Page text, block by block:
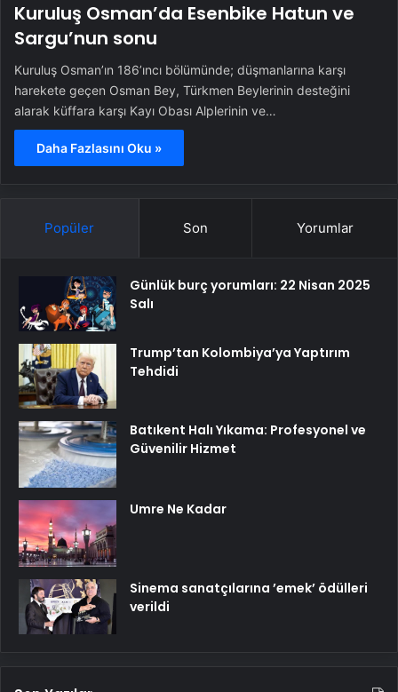
Kuruluş Osman’da Esenbike Hatun ve
Sargu’nun sonu
Kuruluş Osman’ın 186’ıncı bölümünde; düşmanlarına karşı
harekete geçen Osman Bey, Türkmen Beylerinin desteğini
alarak küffara karşı Kayı Obası Alplerinin ve…
Daha Fazlasını Oku »
Popüler Son Yorumlar
Günlük burç yorumları: 22 Nisan 2025
Salı
Trump’tan Kolombiya’ya Yaptırım
Tehdidi
Batıkent Halı Yıkama: Profesyonel ve
Güvenilir Hizmet
Umre Ne Kadar
Sinema sanatçılarına ’emek’ ödülleri
verildi